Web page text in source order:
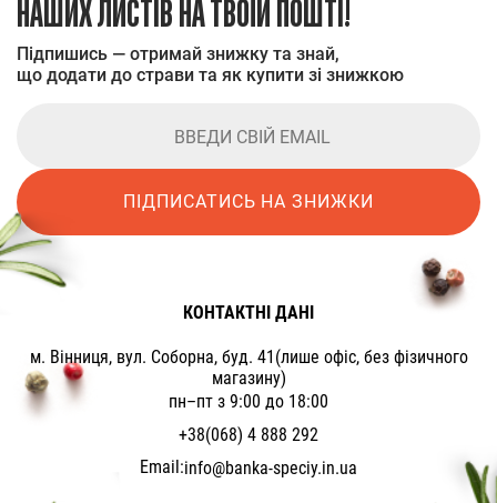
НАШИХ ЛИСТІВ НА ТВОЇЙ ПОШТІ!
Підпишись — отримай знижку та знай,
що додати до страви та як купити зі знижкою
ПІДПИСАТИСЬ НА ЗНИЖКИ
КОНТАКТНІ ДАНІ
м. Вінниця, вул. Соборна, буд. 41(лише офіс, без фізичного
магазину)
пн–пт з 9:00 до 18:00
+38(068) 4 888 292
Email:info@banka-speciy.in.ua